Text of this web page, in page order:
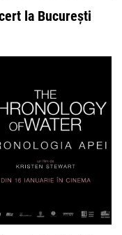
la București